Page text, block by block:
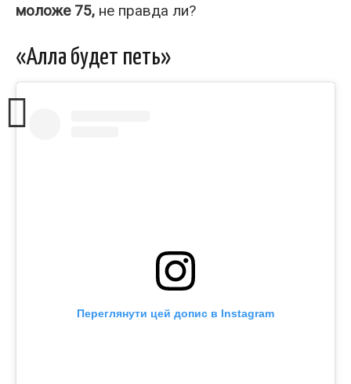
моложе 75, не правда ли?
«Алла будет петь»
Переглянути цей допис в Instagram